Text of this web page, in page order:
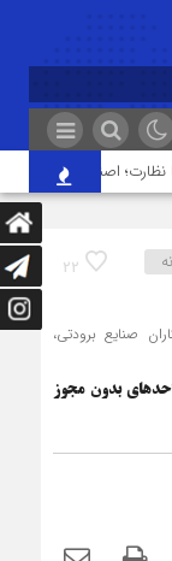
اصناف نقش مؤثرتری
22
صنایع برودتی،
بدون مجوز